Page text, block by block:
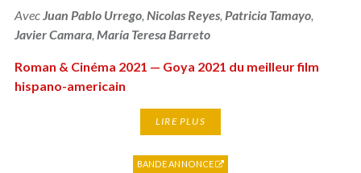
AvecJuan Pablo Urrego, Nicolas Reyes, Patricia Tamayo,
Javier Camara, María Teresa Barreto
Roman & Cinéma 2021 — Goya 2021 du meilleur film
hispano-americain
LIRE PLUS
BANDE ANNONCE